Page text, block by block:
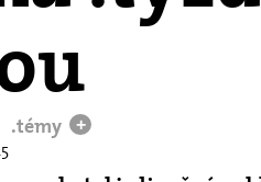
.témy +